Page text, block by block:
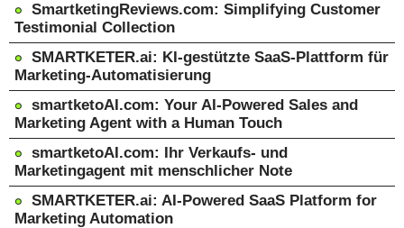
SmartketingReviews.com: Simplifying Customer
Testimonial Collection
SMARTKETER.ai: KI-gestützte SaaS-Plattform für
Marketing-Automatisierung
smartketoAI.com: Your AI-Powered Sales and
Marketing Agent with a Human Touch
smartketoAI.com: Ihr Verkaufs- und
Marketingagent mit menschlicher Note
SMARTKETER.ai: AI-Powered SaaS Platform for
Marketing Automation